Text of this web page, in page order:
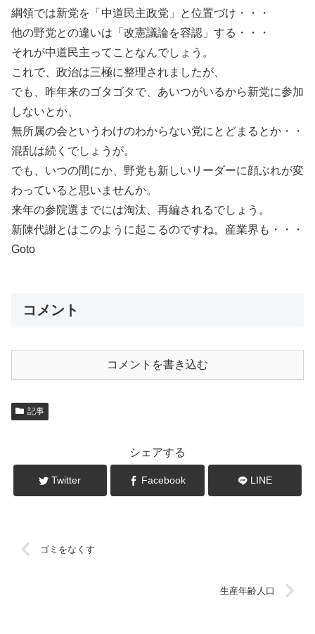
綱領では新党を「中道民主政党」と位置づけ・・・
他の野党との違いは「改憲議論を容認」する・・・
それが中道民主ってことなんでしょう。
これで、政治は三極に整理されましたが、
でも、昨年来のゴタゴタで、あいつがいるから新党に参加
しないとか、
無所属の会というわけのわからない党にとどまるとか・・
混乱は続くでしょうが。
でも、いつの間にか、野党も新しいリーダーに顔ぶれが変
わっていると思いませんか。
来年の参院選までには淘汰、再編されるでしょう。
新陳代謝とはこのように起こるのですね。産業界も・・・
Goto
コメント
コメントを書き込む
記事
シェアする
Twitter Facebook LINE
ゴミをなくす
生産年齢人口